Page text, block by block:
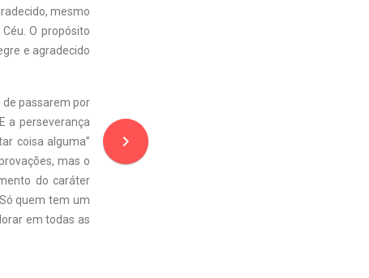
mesmo
O propósito
e agradecido
de passarem por
a perseverança
coisa alguma”
mas o
do caráter
quem tem um
em todas as
navigate_next